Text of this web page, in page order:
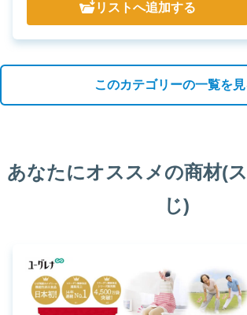
リストへ追加する
このカテゴリーの一覧を見
あなたにオススメの商材(
じ)